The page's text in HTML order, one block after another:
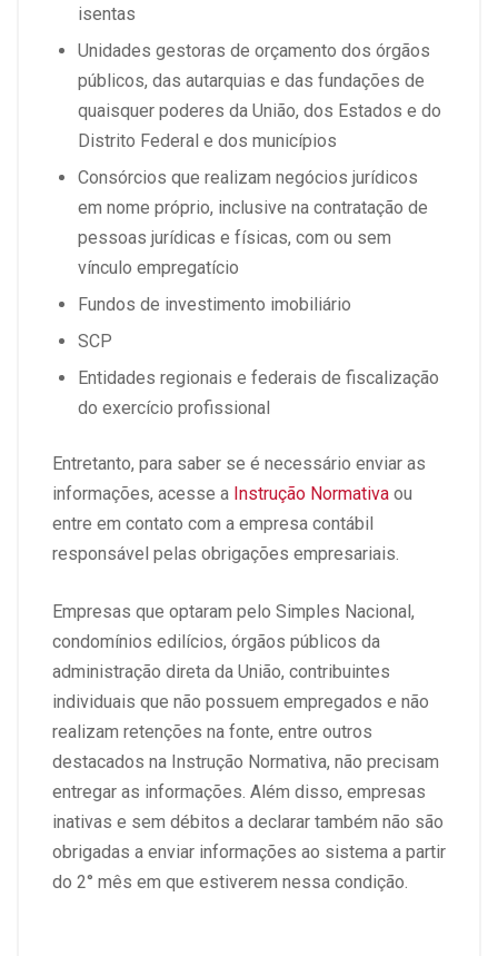
isentas
Unidades gestoras de orçamento dos órgãos
públicos, das autarquias e das fundações de
quaisquer poderes da União, dos Estados e do
Distrito Federal e dos municípios
Consórcios que realizam negócios jurídicos
em nome próprio, inclusive na contratação de
pessoas jurídicas e físicas, com ou sem
vínculo empregatício
Fundos de investimento imobiliário
SCP
Entidades regionais e federais de fiscalização
do exercício profissional
Entretanto, para saber se é necessário enviar as
informações, acesse a Instrução Normativa ou
entre em contato com a empresa contábil
responsável pelas obrigações empresariais.
Empresas que optaram pelo Simples Nacional,
condomínios edilícios, órgãos públicos da
administração direta da União, contribuintes
individuais que não possuem empregados e não
realizam retenções na fonte, entre outros
destacados na Instrução Normativa, não precisam
entregar as informações. Além disso, empresas
inativas e sem débitos a declarar também não são
obrigadas a enviar informações ao sistema a partir
do 2° mês em que estiverem nessa condição.